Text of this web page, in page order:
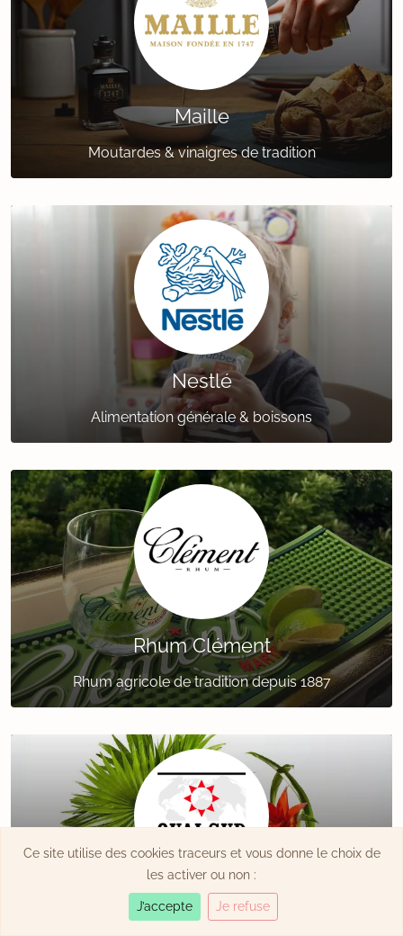
Maille
Moutardes & vinaigres de tradition
Nestlé
Alimentation générale & boissons
Rhum Clément
Rhum agricole de tradition depuis 1887
Quai Sud
Ce site utilise des cookies traceurs et vous donne le choix de
les activer ou non :
J’accepte Je refuse